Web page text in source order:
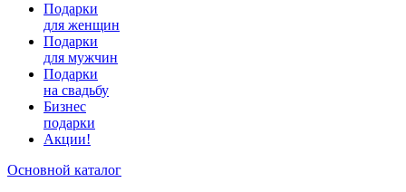
Подарки
для женщин
Подарки
для мужчин
Подарки
на свадьбу
Бизнес
подарки
Акции!
Основной каталог